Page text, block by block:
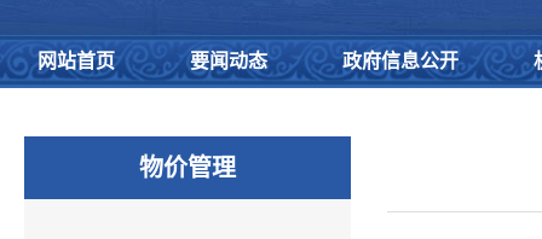
网站首页 要闻动态 政府信息公开
物价管理